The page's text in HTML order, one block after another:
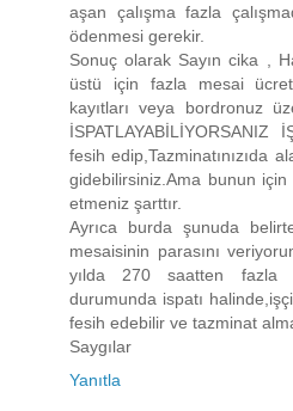
aşan çalışma fazla
ödenmesi gerekir.
Sonuç olarak Sayın cika ,
üstü için fazla mesai
kayıtları veya bordronuz
İSPATLAYABİLİYORSANIZ
fesih edip,Tazminatınızıda
gidebilirsiniz.Ama bunun
etmeniz şarttır.
Ayrıca burda şunuda
mesaisinin parasını
yılda 270 saatten fazla
durumunda ispatı
fesih edebilir ve tazminat
Saygılar
Yanıtla